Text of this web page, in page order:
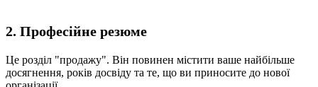
2. Професійне резюме
Це розділ "продажу". Він повинен містити ваше найбільше
досягнення, років досвіду та те, що ви приносите до нової